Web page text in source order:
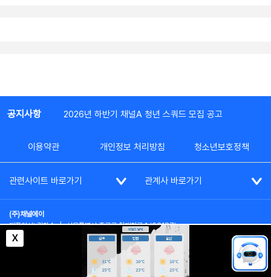
X
공지사항 2026년 하반기 채널A 청년 스쿼드 모집 공고
이용약관 개인정보 처리방침 청소년보호정책
관련사이트 바로가기 관계사 바로가기
(주)채널에이
대표이사: 김차수 | 서울특별시 종로구 청계천로 1 (03187)
부가통신사업신고: 022357호 | 사업자등록번호: 101-86-62787
대표전화: (02)2020-3114
시청자상담실: (02)2020-3100
통신판매업신고: 제2012-서울종로-0195호
COPYRIGHT(c) SINCE 2023,CHANNEL A ALL RIGHTS RESERVED.